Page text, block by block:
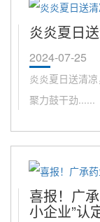
炎炎夏日
2024-07-25
炎炎夏日送清
聚力鼓干劲......
喜报！广
小企业”认